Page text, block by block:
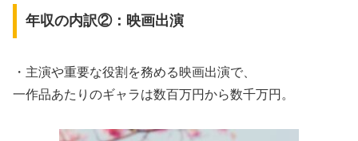
年収の内訳②：映画出演
・主演や重要な役割を務める映画出演で、
一作品あたりのギャラは数百万円から数千万円。